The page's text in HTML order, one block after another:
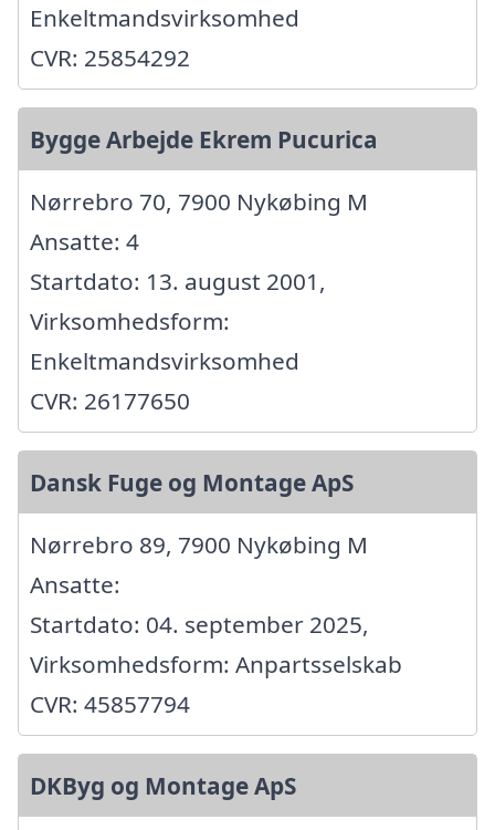
Enkeltmandsvirksomhed
CVR: 25854292
Bygge Arbejde Ekrem Pucurica
Nørrebro 70, 7900 Nykøbing M
Ansatte: 4
Startdato: 13. august 2001,
Virksomhedsform:
Enkeltmandsvirksomhed
CVR: 26177650
Dansk Fuge og Montage ApS
Nørrebro 89, 7900 Nykøbing M
Ansatte:
Startdato: 04. september 2025,
Virksomhedsform: Anpartsselskab
CVR: 45857794
DKByg og Montage ApS